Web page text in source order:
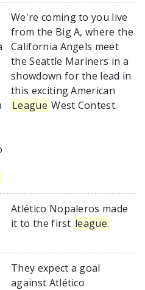
We're coming to you live
from the Big A, where the
California Angels meet
the Seattle Mariners in a
showdown for the lead in
this exciting American
League West Contest.
Atlético Nopaleros made
it to the first league.
They expect a goal
against Atlético